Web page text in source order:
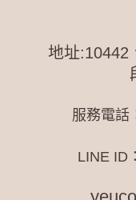
地址:10442
服務電話
LINE ID